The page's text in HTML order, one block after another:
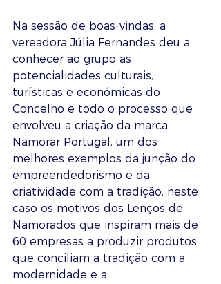
Na sessão de boas-vindas, a
vereadora Júlia Fernandes deu a
conhecer ao grupo as
potencialidades culturais,
turísticas e económicas do
Concelho e todo o processo que
envolveu a criação da marca
Namorar Portugal, um dos
melhores exemplos da junção do
empreendedorismo e da
criatividade com a tradição, neste
caso os motivos dos Lenços de
Namorados que inspiram mais de
60 empresas a produzir produtos
que conciliam a tradição com a
modernidade e a